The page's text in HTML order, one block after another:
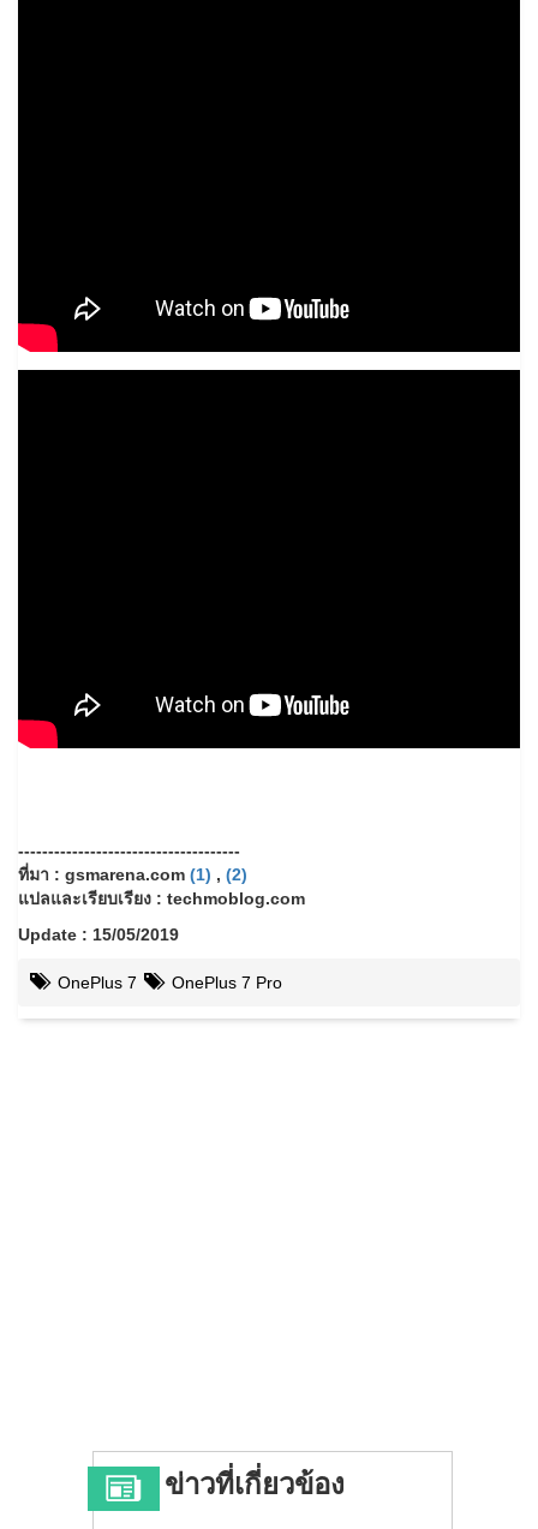
-------------------------------------
ที่มา : gsmarena.com (1) , (2)
แปลและเรียบเรียง : techmoblog.com
Update : 15/05/2019
OnePlus 7 OnePlus 7 Pro
ข่าวที่เกี่ยวข้อง